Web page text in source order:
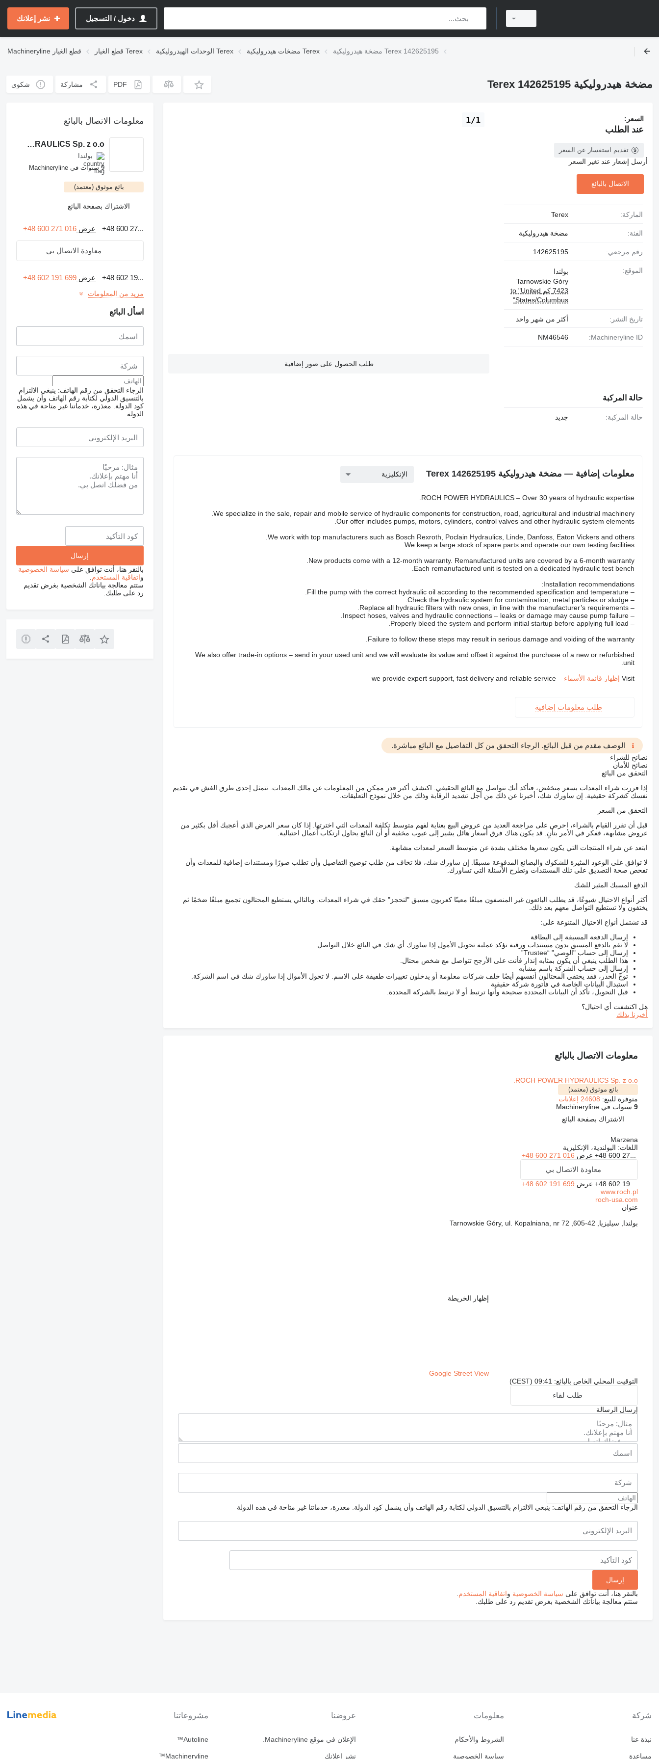
دخول / التسجيل نشر إعلانك
Machineryline قطع الغيار قطع الغيار Terex الوحدات الهيدروليكية Terex مضخات هيدروليكية Terex مضخة هيدروليكية Terex 142625195
مضخة هيدروليكية Terex 142625195 PDF مشاركة شكوى
1/1
طلب الحصول على صور إضافية
السعر:
عند الطلب
تقديم استفسار عن السعر
أرسل إشعار عند تغير السعر
الاتصال بالبائع
الماركة: Terex
الفئة: مضخة هيدروليكية
رقم مرجعي: 142625195
الموقع:
بولندا
Tarnowskie Góry
7423 كم to "United
States/Columbus"
تاريخ النشر: أكثر من شهر واحد
Machineryline ID:
NM46546
حالة المركبة
حالة المركبة: جديد
معلومات إضافية — مضخة هيدروليكية Terex 142625195 الإنكليزية
ROCH POWER HYDRAULICS – Over 30 years of hydraulic expertise.
We specialize in the sale, repair and mobile service of hydraulic components for construction, road, agricultural and industrial machinery.
Our offer includes pumps, motors, cylinders, control valves and other hydraulic system elements.
We work with top manufacturers such as Bosch Rexroth, Poclain Hydraulics, Linde, Danfoss, Eaton Vickers and others.
We keep a large stock of spare parts and operate our own testing facilities.
New products come with a 12-month warranty. Remanufactured units are covered by a 6-month warranty.
Each remanufactured unit is tested on a dedicated hydraulic test bench.
Installation recommendations:
– Fill the pump with the correct hydraulic oil according to the recommended specification and temperature.
– Check the hydraulic system for contamination, metal particles or sludge.
– Replace all hydraulic filters with new ones, in line with the manufacturer’s requirements.
– Inspect hoses, valves and hydraulic connections – leaks or damage may cause pump failure.
– Properly bleed the system and perform initial startup before applying full load.
Failure to follow these steps may result in serious damage and voiding of the warranty.
We also offer trade-in options – send in your used unit and we will evaluate its value and offset it against the purchase of a new or refurbished
unit.
Visit إظهار قائمة الأسماء – we provide expert support, fast delivery and reliable service
طلب معلومات إضافية
الوصف مقدم من قبل البائع. الرجاء التحقق من كل التفاصيل مع البائع مباشرة.
نصائح للشراء
نصائح للأمان
التحقق من البائع
إذا قررت شراء المعدات بسعر منخفض، فتأكد أنك تتواصل مع البائع الحقيقي. اكتشف أكبر قدر ممكن من المعلومات عن مالك المعدات. تتمثل إحدى طرق الغش في تقديم
نفسك كشركة حقيقية. إن ساورك شك، أخبرنا عن ذلك من أجل تشديد الرقابة وذلك من خلال نموذج التعليقات.
التحقق من السعر
قبل أن تقرر القيام بالشراء، احرص على مراجعة العديد من عروض البيع بعناية لفهم متوسط تكلفة المعدات التي اخترتها. إذا كان سعر العرض الذي أعجبك أقل بكثير من
عروض مشابهة، ففكر في الأمر بتأنٍ. قد يكون هناك فرق أسعار هائل يشير إلى عيوب مخفية أو أن البائع يحاول ارتكاب أعمال احتيالية.
ابتعد عن شراء المنتجات التي يكون سعرها مختلف بشدة عن متوسط السعر لمعدات مشابهة.
لا توافق على الوعود المثيرة للشكوك والبضائع المدفوعة مسبقًا. إن ساورك شك، فلا تخاف من طلب توضيح التفاصيل وأن تطلب صورًا ومستندات إضافية للمعدات وأن
تفحص صحة التصديق على تلك المستندات وتطرح الأسئلة التي تساورك.
الدفع المسبك المثير للشك
أكثر أنواع الاحتيال شيوعًا، قد يطلب البائعون غير المنصفون مبلغًا معينًا كعربون مسبق "لتحجز" حقك في شراء المعدات. وبالتالي يستطيع المحتالون تجميع مبلغًا ضخمًا ثم
يختفون ولا تستطيع التواصل معهم بعد ذلك.
قد تشتمل أنواع الاحتيال المتنوعة على:
إرسال الدفعة المسبقة إلى البطاقة
لا تقم بالدفع المسبق بدون مستندات ورقية تؤكد عملية تحويل الأمول إذا ساورك أي شك في البائع خلال التواصل.
إرسال إلى حساب "الوصي" “Trustee”
هذا الطلب ينبغي أن يكون بمثابه إنذار فأنت على الأرجح تتواصل مع شخص محتال.
إرسال إلى حساب الشركة باسم مشابه
توخّ الحذر، فقد يختفي المحتالون أنفسهم أيضًا خلف شركات معلومة أو يدخلون تغييرات طفيفة على الاسم. لا تحول الأموال إذا ساورك شك في اسم الشركة.
استبدال البيانات الخاصة في فاتورة شركة حقيقية
قبل التحويل، تأكد أن البيانات المحددة صحيحة وأنها ترتبط أو لا ترتبط بالشركة المحددة.
هل اكتشفت أي احتيال؟
أخبرنا بذلك
معلومات الاتصال بالبائع
ROCH POWER HYDRAULICS Sp. z o.o.
بائع موثوق (معتمد)
متوفرة للبيع: 24608 إعلانات
9سنوات في Machineryline
الاشتراك بصفحة البائع
Marzena
اللغات: البولندية، الإنكليزية
+48 600 27... عرض +48 600 271 016
معاودة الاتصال بي
+48 602 19... عرض +48 602 191 699
www.roch.pl
roch-usa.com
عنوان
بولندا, سيليزيا, 42-605, Tarnowskie Góry, ul. Kopalniana, nr 72
إظهار الخريطة
Google Street View
التوقيت المحلي الخاص بالبائع: 09:41 (CEST)
طلب لقاء
إرسال الرسالة
الرجاء التحقق من رقم الهاتف: ينبغي الالتزام بالتنسيق الدولي لكتابة رقم الهاتف وأن يشمل كود الدولة. معذرة، خدماتنا غير متاحة في هذه الدولة
بالنقر هنا، أنت توافق على سياسة الخصوصية واتفاقية المستخدم
ستتم معالجة بياناتك الشخصية بغرض تقديم رد على طلبك.
معلومات الاتصال بالبائع
ROCH POWER HYDRAULICS Sp. z o.o.
بولندا
9 سنوات في Machineryline
بائع موثوق (معتمد)
الاشتراك بصفحة البائع
+48 600 27... عرض+48 600 271 016
معاودة الاتصال بي
+48 602 19... عرض+48 602 191 699
مزيد من المعلومات
اسأل البائع
الرجاء التحقق من رقم الهاتف: ينبغي الالتزام
بالتنسيق الدولي لكتابة رقم الهاتف وأن يشمل
كود الدولة.
معذرة، خدماتنا غير متاحة في هذه
الدولة
بالنقر هنا، أنت توافق على سياسة الخصوصية
واتفاقية المستخدم
ستتم معالجة بياناتك الشخصية بغرض تقديم
رد على طلبك.
شركة
نبذة عنا
مساعدة
معلومات
الشروط والأحكام
سياسة الخصوصية
عروضنا
الإعلان في موقع Machineryline.
نشر إعلانك
مشروعاتنا
Autoline™
Machineryline™